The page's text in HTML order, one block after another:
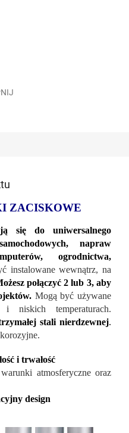
ZACISKOWE
się do uniwersalnego
napraw
ogrodnictwa,
instalowane wewnątrz, na
połączyć 2 lub 3, aby
Mogą być używane
niskich temperaturach.
stali nierdzewnej.
i trwałość
atmosferyczne oraz
design